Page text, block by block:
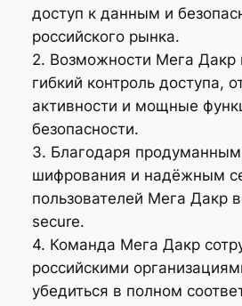
доступ к данным и
российского рынка.
2. Возможности Мега Дакр
гибкий контроль доступа,
активности и мощные
безопасности.
3. Благодаря
шифрования и надёжным
пользователей Мега Дакр
secure.
4. Команда Мега Дакр
российскими
убедиться в полном